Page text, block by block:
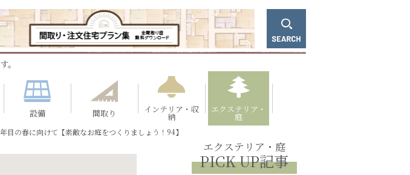
。
設備 間取り インテリア・収
納
エクステリア・
庭
目の春に向けて【素敵なお庭をつくりましょう！94】
エクステリア・庭
PICK UP記事